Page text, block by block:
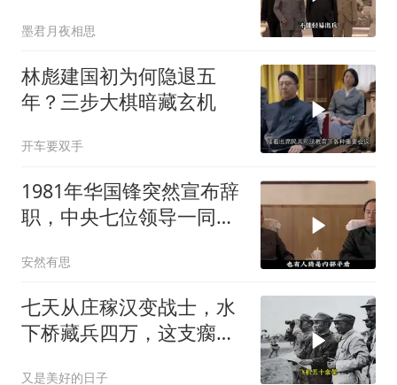
墨君月夜相思
林彪建国初为何隐退五
年？三步大棋暗藏玄机
开车要双手
1981年华国锋突然宣布辞
职，中央七位领导一同引
安然有思
七天从庄稼汉变战士，水
下桥藏兵四万，这支瘸腿
又是美好的日子